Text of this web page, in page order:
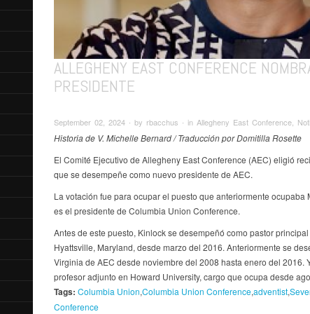
ALLEGHENY EAST CONFERENCE
PRESIDENTE
September 02, 2024 ∙ by rbacchus ∙ in Allegheny East Conference,
Historia de V. Michelle Bernard / Traducción por Domitilla Rosette
El Comité Ejecutivo de Allegheny East Conference (AEC) eligió
que se desempeñe como nuevo presidente de AEC.
La votación fue para ocupar el puesto que anteriormente ocupaba
es el presidente de Columbia Union Conference.
Antes de este puesto, Kinlock se desempeñó como pastor
Hyattsville, Maryland, desde marzo del 2016. Anteriormente se
Virginia de AEC desde noviembre del 2008 hasta enero del 2016.
profesor adjunto en Howard University, cargo que ocupa desde
Tags: Columbia Union Columbia Union Conference adventist
Conference